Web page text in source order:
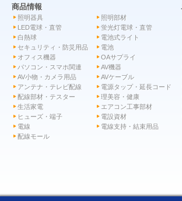
商品情報
照明器具
照明部材
LED電球・直管
蛍光灯電球・直管
白熱球
電池式ライト
セキュリティ・防災用品
電池
オフィス機器
OAサプライ
パソコン・スマホ関連
AV機器
AV小物・カメラ用品
AVケーブル
アンテナ・テレビ配線
電源タップ・延長コード
配線部材・テスター
理美容・健康
生活家電
エアコン工事部材
ヒューズ・端子
電設資材
電線
電線支持・結束用品
配線モール